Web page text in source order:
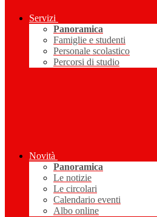
Servizi
Panoramica
Famiglie e studenti
Personale scolastico
Percorsi di studio
Novità
Panoramica
Le notizie
Le circolari
Calendario eventi
Albo online